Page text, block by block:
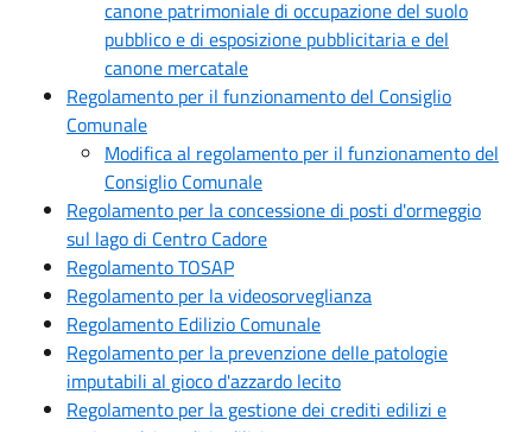
canone patrimoniale di occupazione del suolo
pubblico e di esposizione pubblicitaria e del
canone mercatale
Regolamento per il funzionamento del Consiglio
Comunale
Modifica al regolamento per il funzionamento del
Consiglio Comunale
Regolamento per la concessione di posti d'ormeggio
sul lago di Centro Cadore
Regolamento TOSAP
Regolamento per la videosorveglianza
Regolamento Edilizio Comunale
Regolamento per la prevenzione delle patologie
imputabili al gioco d'azzardo lecito
Regolamento per la gestione dei crediti edilizi e